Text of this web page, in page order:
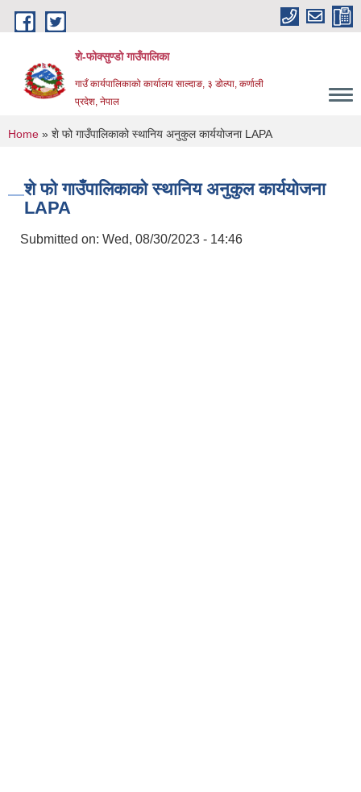
Skip to main content
शे-फोक्सुण्डो गाउँपालिका
गाउँ कार्यपालिकाको कार्यालय साल्दाङ, ३ डोल्पा, कर्णाली
प्रदेश, नेपाल
You are here
Home » शे फो गाउँपालिकाको स्थानिय अनुकुल कार्ययोजना LAPA
शे फो गाउँपालिकाको स्थानिय अनुकुल कार्ययोजना
LAPA
Submitted on: Wed, 08/30/2023 - 14:46